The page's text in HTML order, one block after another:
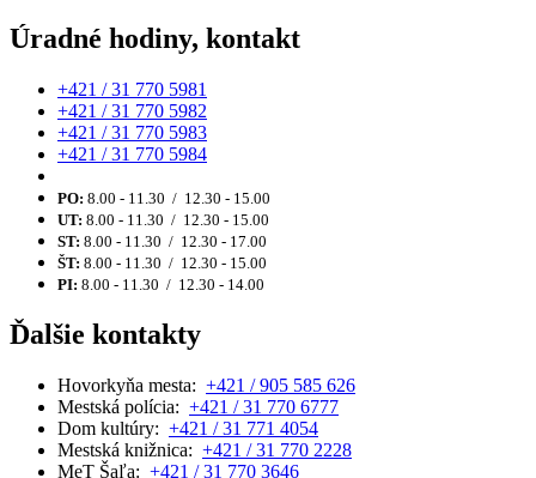
Úradné hodiny, kontakt
+421 / 31 770 5981
+421 / 31 770 5982
+421 / 31 770 5983
+421 / 31 770 5984
PO: 8.00 - 11.30 / 12.30 - 15.00
UT: 8.00 - 11.30 / 12.30 - 15.00
ST: 8.00 - 11.30 / 12.30 - 17.00
ŠT: 8.00 - 11.30 / 12.30 - 15.00
PI: 8.00 - 11.30 / 12.30 - 14.00
Ďalšie kontakty
Hovorkyňa mesta: +421 / 905 585 626
Mestská polícia: +421 / 31 770 6777
Dom kultúry: +421 / 31 771 4054
Mestská knižnica: +421 / 31 770 2228
MeT Šaľa: +421 / 31 770 3646